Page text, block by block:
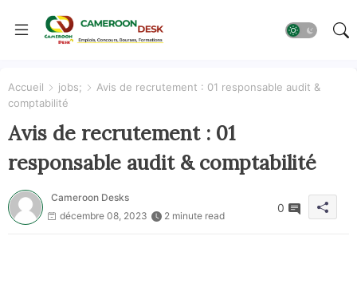
Accueil jobs;
Avis de recrutement : 01 responsable audit &
comptabilité
Avis de recrutement : 01
responsable audit & comptabilité
Cameroon Desks
décembre 08, 2023
2 minute read
0